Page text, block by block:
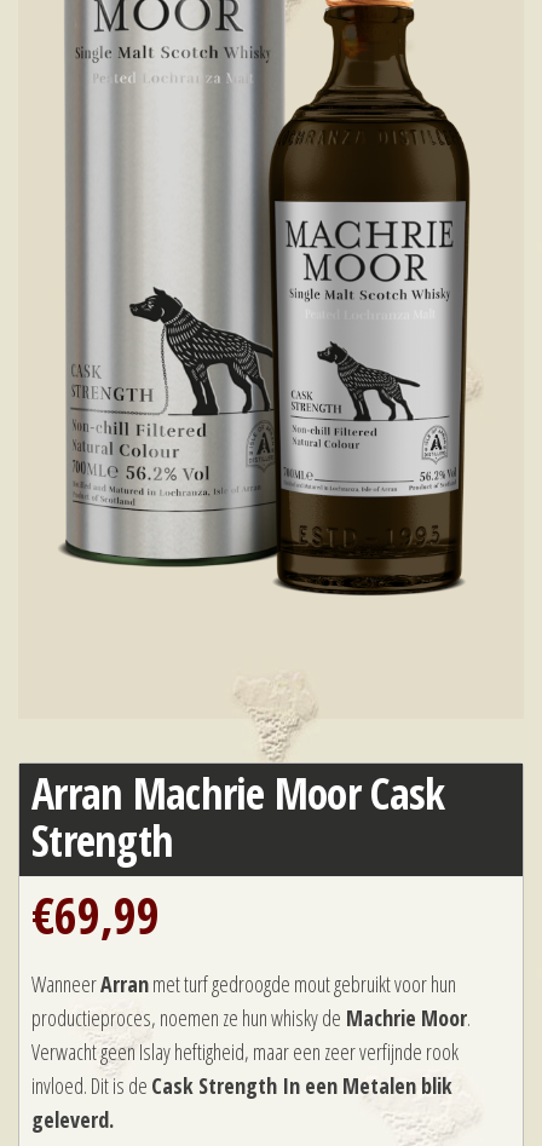
Arran Machrie Moor Cask
Strength
€69,99
WanneerArranmet turf gedroogde mout gebruikt voor hun
productieproces, noemen ze hun whisky de Machrie Moor.
Verwacht geen Islay heftigheid, maar een zeer verfijnde rook
invloed. Dit is de Cask Strength In een Metalen blik
geleverd.